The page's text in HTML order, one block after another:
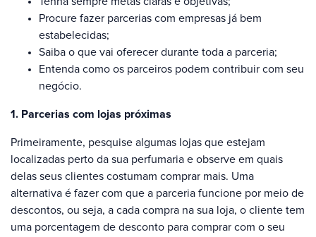
Procure fazer parcerias com empresas já bem
estabelecidas;
Saiba o que vai oferecer durante toda a parceria;
Entenda como os parceiros podem contribuir com seu
negócio.
1. Parcerias com lojas próximas
Primeiramente, pesquise algumas lojas que estejam
localizadas perto da sua perfumaria e observe em quais
delas seus clientes costumam comprar mais. Uma
alternativa é fazer com que a parceria funcione por meio de
descontos, ou seja, a cada compra na sua loja, o cliente tem
uma porcentagem de desconto para comprar com o seu